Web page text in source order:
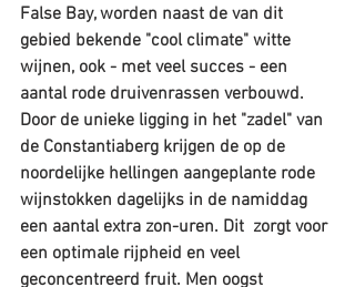
False Bay, worden naast de van dit
gebied bekende "cool climate" witte
wijnen, ook - met veel succes - een
aantal rode druivenrassen verbouwd.
Door de unieke ligging in het "zadel" van
de Constantiaberg krijgen de op de
noordelijke hellingen aangeplante rode
wijnstokken dagelijks in de namiddag
een aantal extra zon-uren. Dit  zorgt voor
een optimale rijpheid en veel
geconcentreerd fruit. Men oogst